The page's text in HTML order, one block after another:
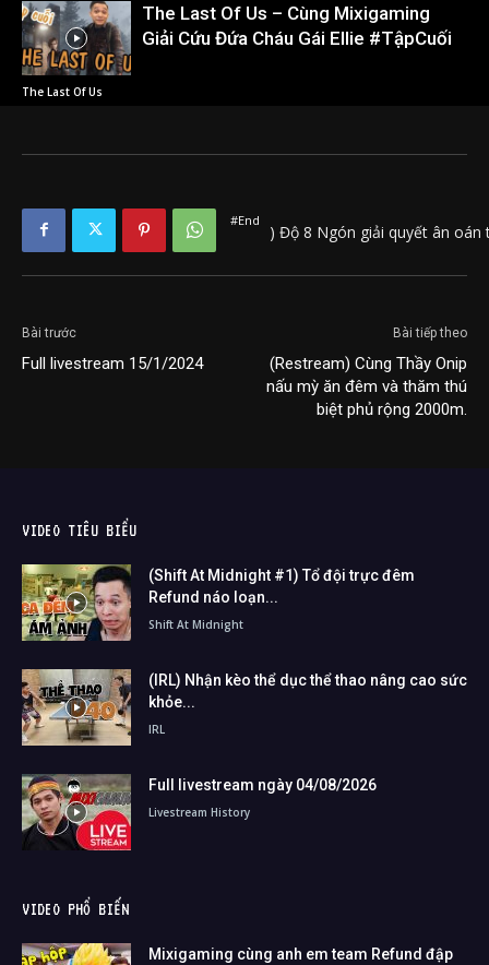
The Last Of Us
The Last Of Us – Cùng Mixigaming
Giải Cứu Đứa Cháu Gái Ellie #TậpCuối
#End
) Độ 8 Ngón giải quyết ân
Bài trước
Full livestream 15/1/2024
Bài tiếp theo
(Restream) Cùng Thầy Onip
nấu mỳ ăn đêm và thăm thú
biệt phủ rộng 2000m.
VIDEO TIÊU BIỂU
(Shift At Midnight #1) Tổ đội trực đêm
Refund náo loạn...
Shift At Midnight
(IRL) Nhận kèo thể dục thể thao nâng cao sức
khỏe...
IRL
Full livestream ngày 04/08/2026
Livestream History
VIDEO PHỔ BIẾN
Mixigaming cùng anh em team Refund đập